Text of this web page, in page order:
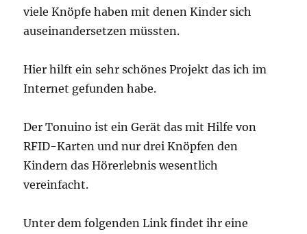
viele Knöpfe haben mit denen Kinder sich
auseinandersetzen müssten.
Hier hilft ein sehr schönes Projekt das ich im
Internet gefunden habe.
Der Tonuino ist ein Gerät das mit Hilfe von
RFID-Karten und nur drei Knöpfen den
Kindern das Hörerlebnis wesentlich
vereinfacht.
Unter dem folgenden Link findet ihr eine